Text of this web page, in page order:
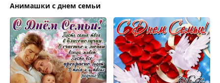
Анимашки с днем семьи